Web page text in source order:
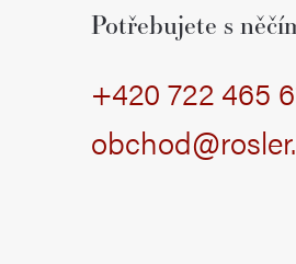
Potřebujete s
+420 722 465